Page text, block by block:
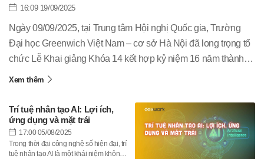
Greenwich Việt Nam
16:09 19/09/2025
Ngày 09/09/2025, tại Trung tâm Hội nghị Quốc gia, Trường
Đại học Greenwich Việt Nam – cơ sở Hà Nội đã long trọng tổ
chức Lễ Khai giảng Khóa 14 kết hợp kỷ niệm 16 năm thành
lập. Đây là sự kiện đánh dấu một khởi đầu quan trọng cho
triển mới....
Xem thêm
Trí tuệ nhân tạo AI: Lợi ích,
ứng dụng và mặt trái
17:00 05/08/2025
Trong thời đại công nghệ số hiện đại, trí
tuệ nhân tạo AI là một khái niệm không